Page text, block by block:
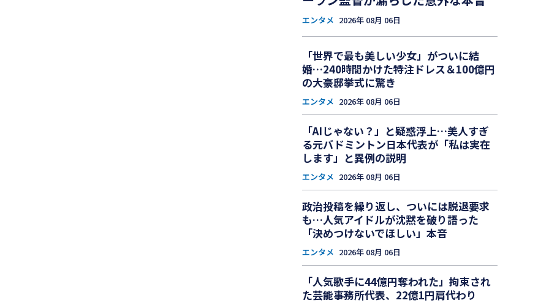
エンタメ 2026年 08月 06日
「世界で最も美しい少女」がついに結
婚…240時間かけた特注ドレス＆100億円
の大豪邸挙式に驚き
エンタメ 2026年 08月 06日
「AIじゃない？」と疑惑浮上…美人すぎ
る元バドミントン日本代表が「私は実在
します」と異例の説明
エンタメ 2026年 08月 06日
政治投稿を繰り返し、ついには脱退要求
も…人気アイドルが沈黙を破り語った
「決めつけないでほしい」本音
エンタメ 2026年 08月 06日
「人気歌手に44億円奪われた」拘束され
た芸能事務所代表、22億1円肩代わり